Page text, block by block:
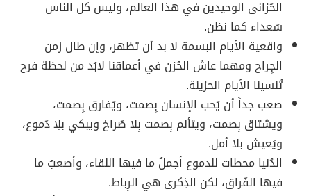
الحُزانى الوحيدين في هذا العالم، وليس كل الناس
سُعداء كما نظن.
واقعية الأيام البسمة لا بد أن تظهر، وإن طال زمن
الجِراح ومهما عاش الحُزن في أعماقنا لابُد من لحظة فرح
تُنسينا الأيام الحزينة.
صعب جداً أن يُحب الإنسان بِصمت، ويُفارق بِصمت،
ويشتاق بِصمت، ويتألم بِصمت بِلا صُراخ ويبكي بلِا دُموع،
ويَعيش بلا أمل.
الدُنيا محطات للدموع أجملُ ما فيها اللقاء، وأصعبُ ما
فيها الفُراق، لكن الذِكرى هي الرِباط.